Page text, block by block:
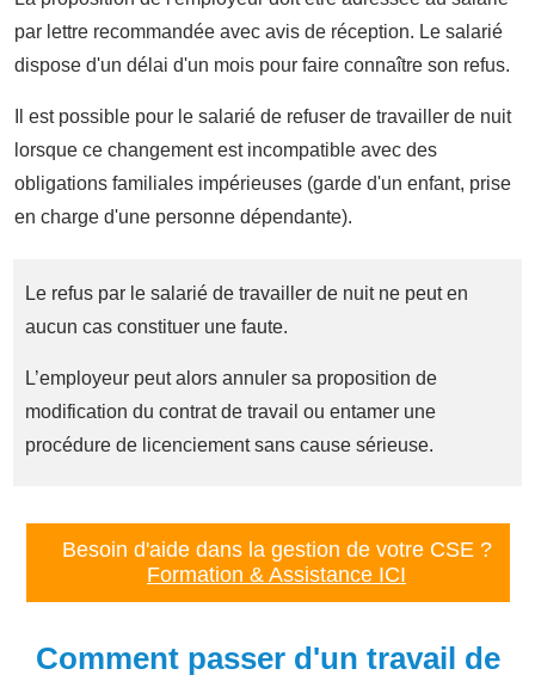
par lettre recommandée avec avis de réception. Le salarié
dispose d'un délai d'un mois pour faire connaître son refus.
Il est possible pour le salarié de refuser de travailler de nuit
lorsque ce changement est incompatible avec des
obligations familiales impérieuses (garde d'un enfant, prise
en charge d'une personne dépendante).
Le refus par le salarié de travailler de nuit ne peut en
aucun cas constituer une faute.
L’employeur peut alors annuler sa proposition de
modification du contrat de travail ou entamer une
procédure de licenciement sans cause sérieuse.
Besoin d'aide dans la gestion de votre CSE ?
Formation & Assistance ICI
Comment passer d'un travail de